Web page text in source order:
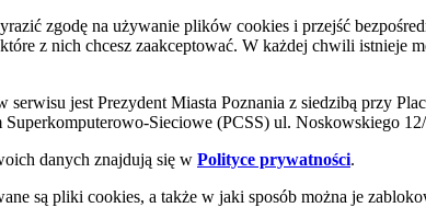
zgodę na używanie plików cookies i przejść
z nich chcesz zaakceptować. W każdej chwili
jest Prezydent Miasta Poznania z siedzibą przy
Sieciowe (PCSS) ul. Noskowskiego
danych znajdują się w Polityce prywatności.
są pliki cookies, a także w jaki sposób można je